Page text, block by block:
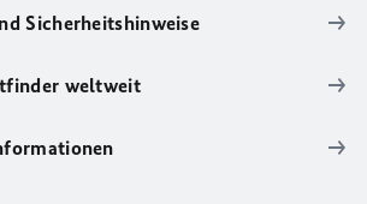
Sicherheitshinweise
weltweit